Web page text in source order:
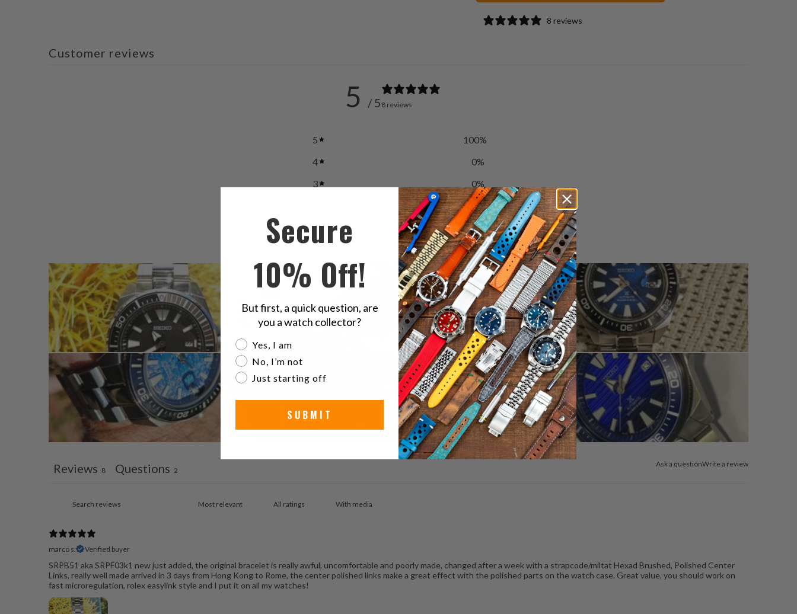
8 reviews
Customer reviews
5 / 5 8 reviews
5 100%
4
0%
3
0%
0%
1
0%
Ask a questionWrite a review
Reviews 8 Questions 2
With media
marco s. Verified buyer
SRPB51 aka SRPF03k1 new just added, the original bracelet is really awful, uncomfortable and poorly made, changed after a week with a strapcode/miltat Hexad Brushed, Polished Center
Links, really well made arrived in 3 days from Hong Kong to Rome, the center polished links make a great effect with the polished parts on the watch case. Great value, you should work on
fast microregulation, rolex easylink style and I put it on all my watches!
Secure
10% Off!
But first, a quick question, are
you a watch collector?
Are you a watch collector?
Yes, I am
No, I’m not
Just starting off
SUBMIT